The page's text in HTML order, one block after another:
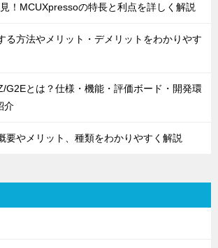
！MCUXpressoの特長と利点を詳しく解説
る方法やメリット・デメリットをわかりやす
G2Eとは？仕様・機能・評価ボード・開発環
介
要やメリット、種類をわかりやすく解説